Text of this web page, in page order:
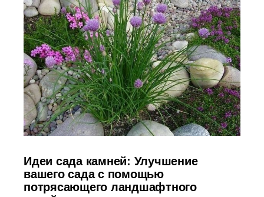
Идеи сада камней: Улучшение
вашего сада с помощью
потрясающего ландшафтного